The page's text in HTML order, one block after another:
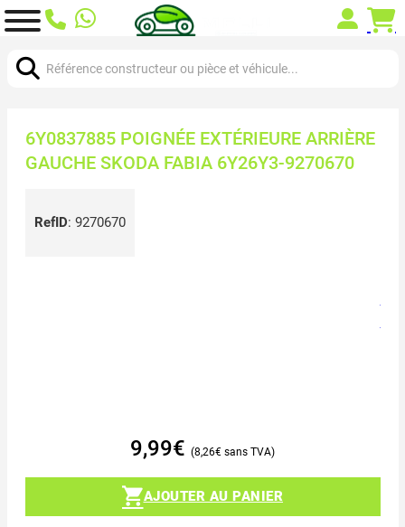
6Y0837885 POIGNÉE EXTÉRIEURE ARRIÈRE
GAUCHE SKODA FABIA 6Y26Y3-9270670
RefID: 9270670
9,99€ 8,26€
AJOUTER AU PANIER